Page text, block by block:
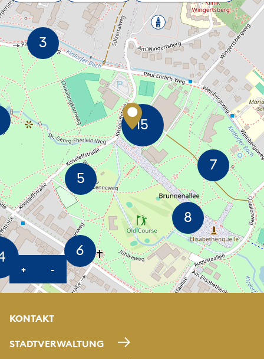
+KARTE HEREINZOOMEN
-KARTE HERAUSZOOMEN
KONTAKT
STADTVERWALTUNG